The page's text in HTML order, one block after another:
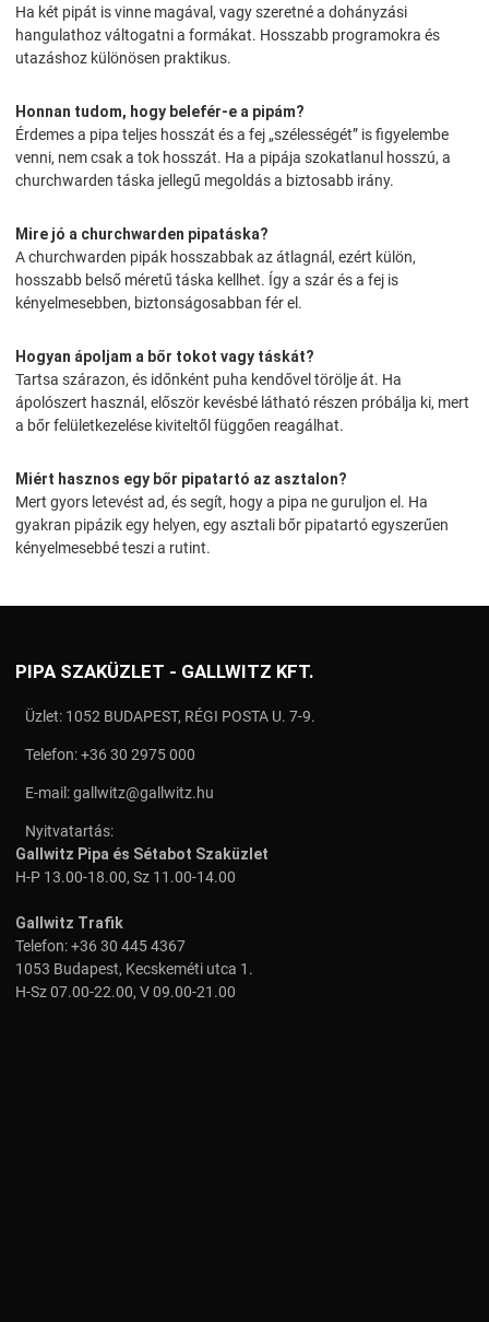
Ha két pipát is vinne magával, vagy szeretné a dohányzási
hangulathoz váltogatni a formákat. Hosszabb programokra és
utazáshoz különösen praktikus.
Honnan tudom, hogy belefér-e a pipám?
Érdemes a pipa teljes hosszát és a fej „szélességét” is figyelembe
venni, nem csak a tok hosszát. Ha a pipája szokatlanul hosszú, a
churchwarden táska jellegű megoldás a biztosabb irány.
Mire jó a churchwarden pipatáska?
A churchwarden pipák hosszabbak az átlagnál, ezért külön,
hosszabb belső méretű táska kellhet. Így a szár és a fej is
kényelmesebben, biztonságosabban fér el.
Hogyan ápoljam a bőr tokot vagy táskát?
Tartsa szárazon, és időnként puha kendővel törölje át. Ha
ápolószert használ, először kevésbé látható részen próbálja ki, mert
a bőr felületkezelése kiviteltől függően reagálhat.
Miért hasznos egy bőr pipatartó az asztalon?
Mert gyors letevést ad, és segít, hogy a pipa ne guruljon el. Ha
gyakran pipázik egy helyen, egy asztali bőr pipatartó egyszerűen
kényelmesebbé teszi a rutint.
PIPA SZAKÜZLET - GALLWITZ KFT.
Üzlet: 1052 BUDAPEST, RÉGI POSTA U. 7-9.
Telefon:+36 30 2975 000
E-mail:gallwitz@gallwitz.hu
Nyitvatartás:
Gallwitz Pipa és Sétabot Szaküzlet
H-P 13.00-18.00, Sz 11.00-14.00
Gallwitz Trafik
Telefon:+36 30 445 4367
1053 Budapest, Kecskeméti utca 1.
H-Sz 07.00-22.00, V 09.00-21.00